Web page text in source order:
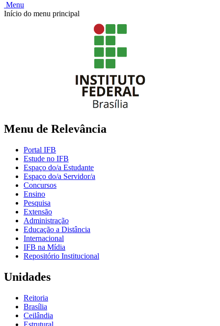
Menu
Início do menu principal
Menu de Relevância
Portal IFB
Estude no IFB
Espaço do/a Estudante
Espaço do/a Servidor/a
Concursos
Ensino
Pesquisa
Extensão
Administração
Educação a Distância
Internacional
IFB na Mídia
Repositório Institucional
Unidades
Reitoria
Brasília
Ceilândia
Estrutural